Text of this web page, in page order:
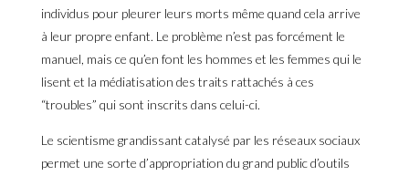
individus pour pleurer leurs morts même quand cela arrive
à leur propre enfant. Le problème n’est pas forcément le
manuel, mais ce qu’en font les hommes et les femmes qui le
lisent et la médiatisation des traits rattachés à ces
“troubles” qui sont inscrits dans celui-ci.
Le scientisme grandissant catalysé par les réseaux sociaux
permet une sorte d’appropriation du grand public d’outils